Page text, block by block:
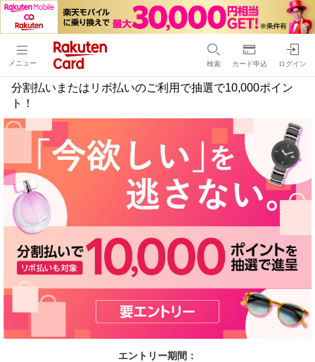
メニュー 検索 カード申込 ログイン
分割払いまたはリボ払いのご利用で抽選で10,000ポイン
ト！
エントリー期間：